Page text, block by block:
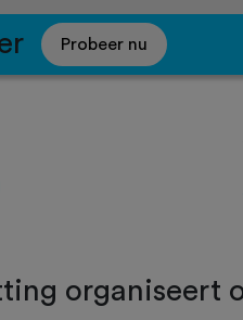
Probeer nu
organiseert